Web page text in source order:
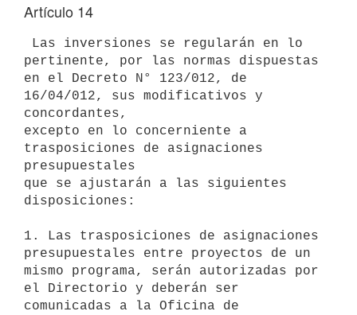
Artículo 14
pertinente, por las normas dispuestas
en el Decreto N° 123/012, de
16/04/012, sus modificativos y
concordantes,
excepto en lo concerniente a
trasposiciones de asignaciones
presupuestales
que se ajustarán a las siguientes
disposiciones:
1. Las trasposiciones de asignaciones
presupuestales entre proyectos de un
mismo programa, serán autorizadas por
el Directorio y deberán ser
comunicadas a la Oficina de